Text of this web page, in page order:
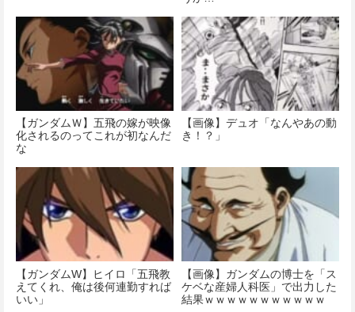
【ガンダムＷ】五飛の嫁が映像
化されるのってこれが初なんだ
な
【画像】デュオ「なんやあの動
き！？」
【ガンダムW】ヒイロ「五飛教
えてくれ、俺は後何連勤すれば
いい」
【画像】ガンダムの博士を「ス
ケベな産婦人科医」で出力した
結果ｗｗｗｗｗｗｗｗｗｗｗ